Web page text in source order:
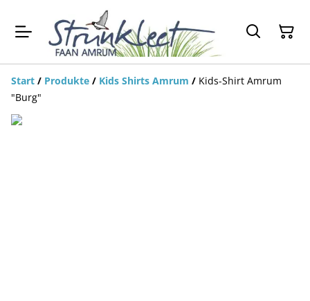
Start / Produkte / Kids Shirts Amrum / Kids-Shirt Amrum
"Burg"